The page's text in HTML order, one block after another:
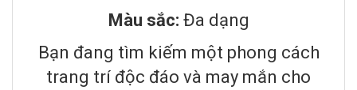
Màu sắc: Đa dạng
Bạn đang tìm kiếm một phong cách
trang trí độc đáo và may mắn cho